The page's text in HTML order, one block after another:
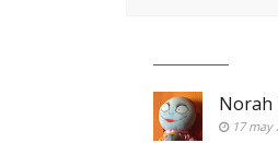
Norah
17 may